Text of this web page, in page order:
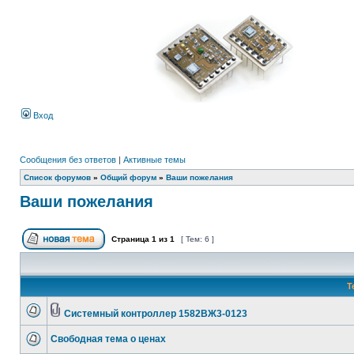
Вход
Сообщения без ответов | Активные темы
Список форумов » Общий форум » Ваши пожелания
Ваши пожелания
Страница 1 из 1 [ Тем: 6 ]
Системный контроллер 1582ВЖ3-0123
Свободная тема о ценах